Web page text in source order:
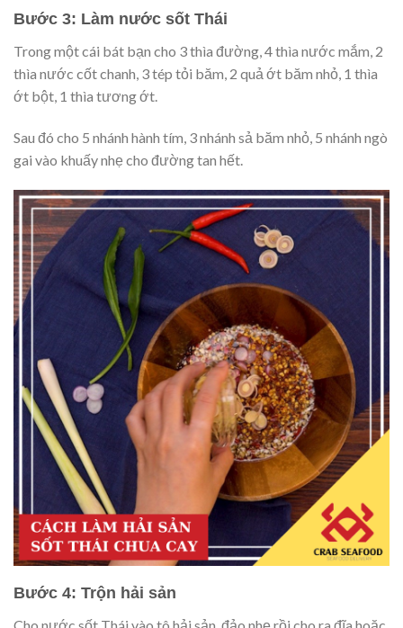
Bước 3: Làm nước sốt Thái
Trong một cái bát bạn cho 3 thìa đường, 4 thìa nước mắm, 2
thìa nước cốt chanh, 3 tép tỏi băm, 2 quả ớt băm nhỏ, 1 thìa
ớt bột, 1 thìa tương ớt.
Sau đó cho 5 nhánh hành tím, 3 nhánh sả băm nhỏ, 5 nhánh ngò
gai vào khuấy nhẹ cho đường tan hết.
Bước 4: Trộn hải sản